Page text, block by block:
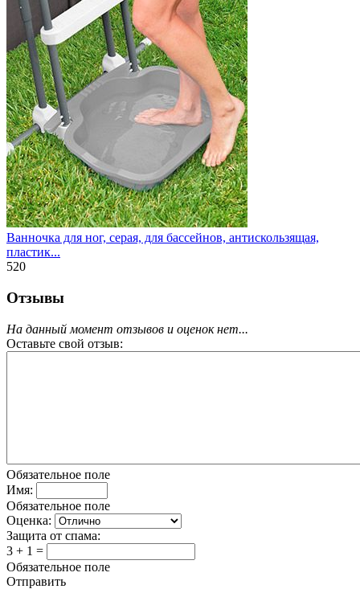
Ванночка для ног, серая, для бассейнов, антискользящая,
пластик...
520
Отзывы
На данный момент отзывов и оценок нет...
Оставьте свой отзыв:
Обязательное поле
Имя:
Обязательное поле
Оценка:
Защита от спама:
3 + 1 =
Обязательное поле
Отправить